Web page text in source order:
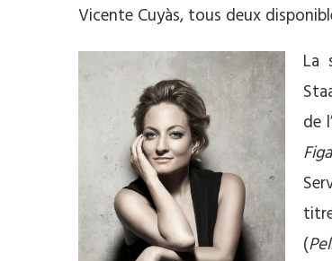
Vicente Cuyàs, tous deux
La
de
(